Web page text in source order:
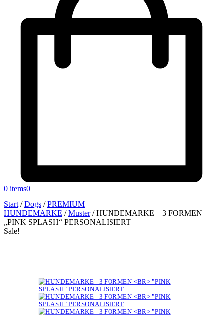
0 items0
Start /Dogs /PREMIUM
HUNDEMARKE /Muster/HUNDEMARKE – 3 FORMEN
„PINK SPLASH“ PERSONALISIERT
Sale!